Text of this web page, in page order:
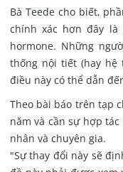
Bà Teede cho biết,
chính xác hơn đây
hormone. Những
thống nội tiết (hay hệ
điều này có thể dẫn
Theo bài báo trên tạp
năm và cần sự hợp
nhân và chuyên gia.
"Sự thay đổi này sẽ